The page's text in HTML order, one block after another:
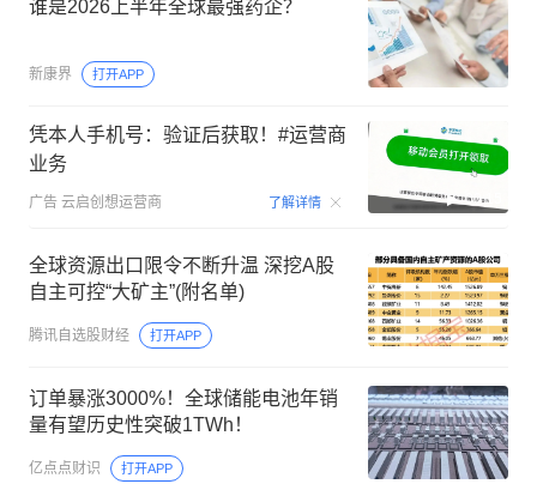
谁是2026上半年全球最强药企？
新康界 打开APP
凭本人手机号：验证后获取！#运营商
业务
广告 云启创想运营商 了解详情 00:15
全球资源出口限令不断升温 深挖A股
自主可控“大矿主”(附名单)
腾讯自选股财经 打开APP
订单暴涨3000%！全球储能电池年销
量有望历史性突破1TWh！
亿点点财识 打开APP